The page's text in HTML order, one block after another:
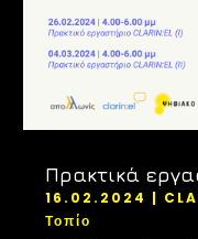
Πρακτικά
16.02.2024 |
Τοπίο